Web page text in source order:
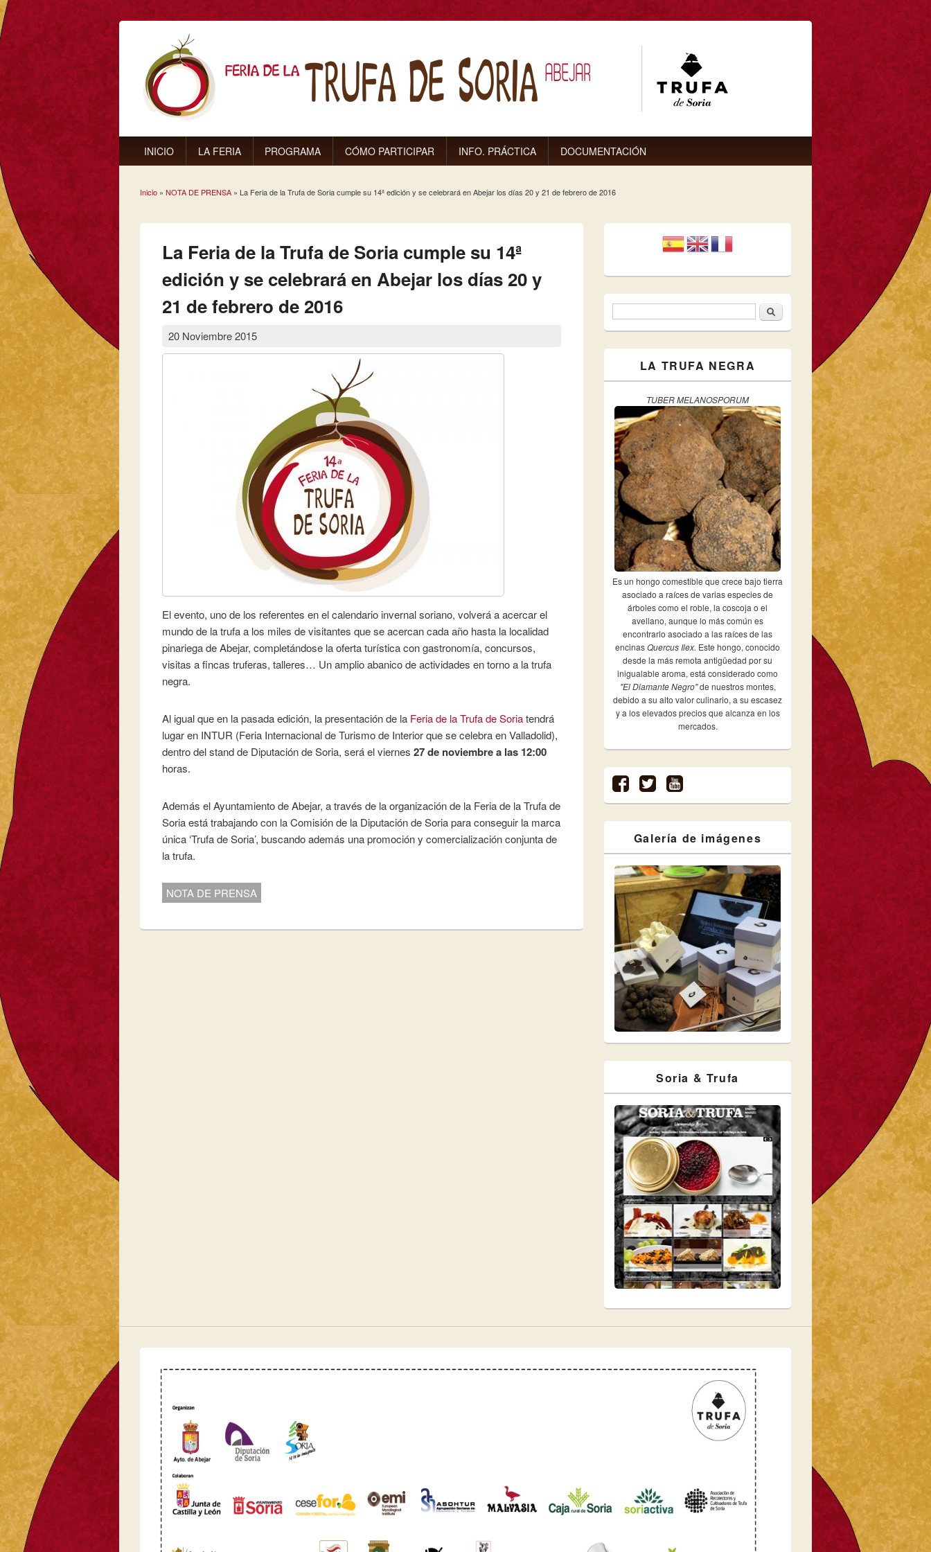
INICIO LA FERIA PROGRAMA CÓMO PARTICIPAR INFO. PRÁCTICA DOCUMENTACIÓN
Se encuentra usted aquí
Inicio » NOTA DE PRENSA » La Feria de la Trufa de Soria cumple su 14ª edición y se celebrará en Abejar los días 20 y 21 de febrero de 2016
La Feria de la Trufa de Soria cumple su 14ª
edición y se celebrará en Abejar los días 20 y
21 de febrero de 2016
20 Noviembre 2015
El evento, uno de los referentes en el calendario invernal soriano, volverá a acercar el
mundo de la trufa a los miles de visitantes que se acercan cada año hasta la localidad
pinariega de Abejar, completándose la oferta turística con gastronomía, concursos,
visitas a fincas truferas, talleres… Un amplio abanico de actividades en torno a la trufa
negra.
Al igual que en la pasada edición, la presentación de la Feria de la Trufa de Soriatendrá
lugar en INTUR (Feria Internacional de Turismo de Interior que se celebra en Valladolid),
dentro del stand de Diputación de Soria, será el viernes 27 de noviembre a las 12:00
horas.
Además el Ayuntamiento de Abejar, a través de la organización de la Feria de la Trufa de
Soria está trabajando con la Comisión de la Diputación de Soria para conseguir la marca
única ‘Trufa de Soria’, buscando además una promoción y comercialización conjunta de
la trufa.
NOTA DE PRENSA
Formulario de búsqueda
Buscar
LA TRUFA NEGRA
TUBER MELANOSPORUM
Es un hongo comestible que crece bajo tierra
asociado a raíces de varias especies de
árboles como el roble, la coscoja o el
avellano, aunque lo más común es
encontrarlo asociado a las raíces de las
encinasQuercus Ilex. Este hongo, conocido
desde la más remota antigüedad por su
inigualable aroma, está considerado como
"El Diamante Negro"de nuestros montes,
debido a su alto valor culinario, a su escasez
y a los elevados precios que alcanza en los
mercados.
Galería de imágenes
Soria & Trufa